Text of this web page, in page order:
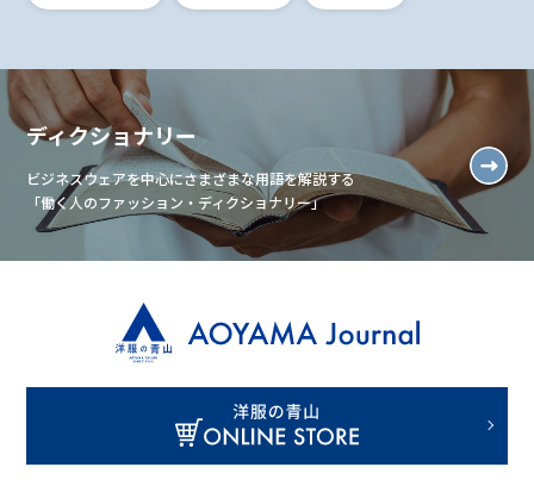
ディクショナリー
ビジネスウェアを中心にさまざまな用語を解説する
「働く人のファッション・ディクショナリー」